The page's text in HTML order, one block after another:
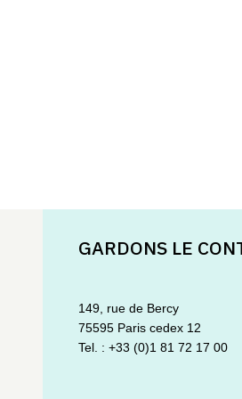
GARDONS LE
149, rue de Bercy
75595 Paris cedex 12
Tel. : +33 (0)1 81 72 17 00